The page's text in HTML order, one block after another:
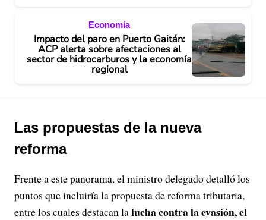
Economía
Impacto del paro en Puerto Gaitán:
ACP alerta sobre afectaciones al
sector de hidrocarburos y la economía
regional
Las propuestas de la nueva
reforma
Frente a este panorama, el ministro delegado detalló los
puntos que incluiría la propuesta de reforma tributaria,
entre los cuales destacan lalucha contra la evasión, el